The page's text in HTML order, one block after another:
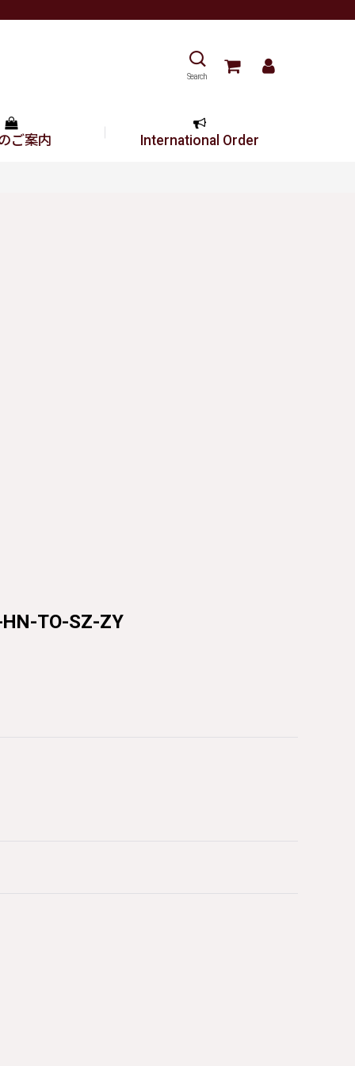
Search
ご案内 International Order
TO-SZ-ZY